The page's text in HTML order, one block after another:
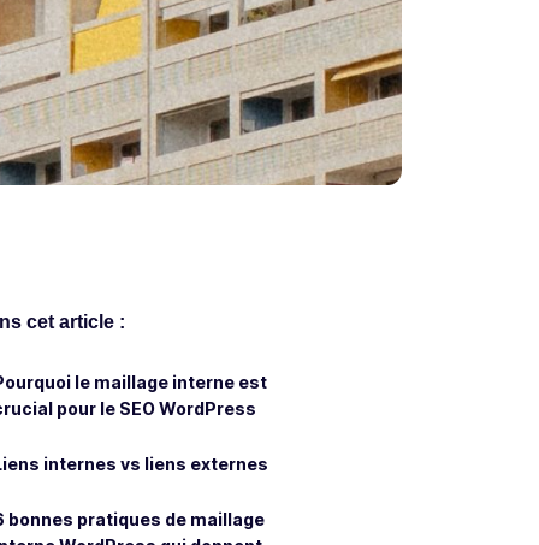
cet article :
le maillage interne est
pour le SEO WordPress
internes vs liens externes
bonnes pratiques de maillage